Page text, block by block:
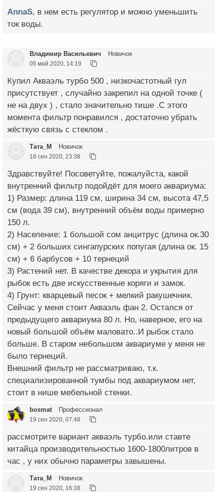
AnnaS, в нем есть регулятор и можно уменьшить
ток воды.
Владимир Васильевич Новичок
05 май 2020, 14:19
Купил Акваэль турбо 500 , низкочастотный гул
присутствует , случайно закрепил на одной точке (
не на двух ) , стало значительно тише .С этого
момента фильтр понравился , достаточно убрать
жёсткую связь с стеклом .
Тата_М Новичок
18 сен 2020, 23:38
Здравствуйте! Посоветуйте, пожалуйста, какой
внутренний фильтр подойдёт для моего аквариума:
1) Размер: длина 119 см, ширина 34 см, высота 47,5
см (вода 39 см), внутренний объём воды примерно
150 л.
2) Население: 1 большой сом анцитрус (длина ок.30
см) + 2 больших сингапурских попугая (длина ок. 15
см) + 6 барбусов + 10 тернеций
3) Растений нет. В качестве декора и укрытия для
рыбок есть две искусственные коряги и замок.
4) Грунт: кварцевый песок + мелкий ракушечник.
Сейчас у меня стоит Акваэль фан 2. Остался от
предыдущего аквариума 80 л. Но, наверное, его на
новый большой объём маловато..И рыбок стало
больше. В старом небольшом аквариуме у меня не
было тернеций.
Внешний фильтр не рассматриваю, т.к.
специализированной тумбы под аквариумом нет,
стоит в нише мебельной стенки.
bosmat Профессионал
19 сен 2020, 07:48
рассмотрите вариант акваэль турбо.или ставте
китайца производительностью 1600-1800литров в
час , у них обычно параметры завышены.
Тата_М Новичок
19 сен 2020, 16:38